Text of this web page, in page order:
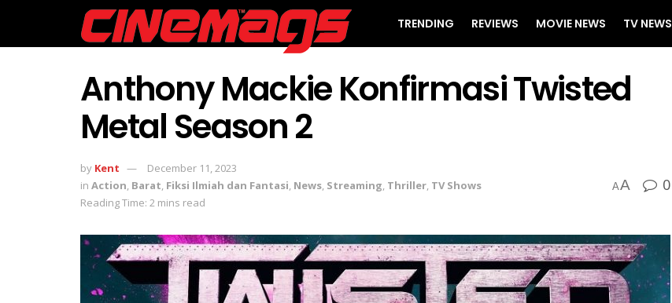
TRENDING REVIEWS MOVIE NEWS TV NEWS
Anthony Mackie Konfirmasi Twisted
Metal Season 2
by Kent
December 11, 2023
in Action, Barat, Fiksi Ilmiah dan Fantasi, News, Streaming, Thriller, TV Shows
Reading Time: 2 mins read
AA 0